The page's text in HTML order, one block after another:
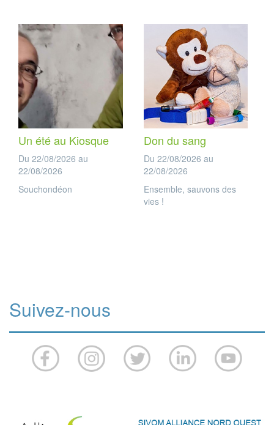
Un été au Kiosque
Du 22/08/2026 au
22/08/2026
Souchondéon
Don du sang
Du 22/08/2026 au
22/08/2026
Ensemble, sauvons des
vies !
Suivez-nous